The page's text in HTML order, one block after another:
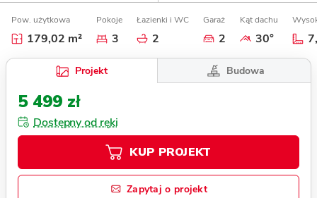
Pow. użytkowa
179,02 m²
Pokoje
3
Łazienki i WC
2
Garaż
2
Kąt dachu
30°
Projekt Budowa
5 499 zł
Dostępny od ręki
KUP PROJEKT
Zapytaj o projekt